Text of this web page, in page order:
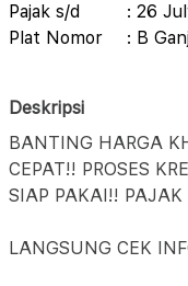
Pajak s/d
: 26
Plat Nomor
: B
Deskripsi
BANTING HARGA
CEPAT!! PROSES
SIAP PAKAI!!
LANGSUNG CEK